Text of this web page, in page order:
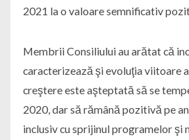
2021 la o valoare semnificativ
Membrii Consiliului au arătat că
caracterizează şi evoluţia viitoare
creştere este aşteptată să se
2020, dar să rămână pozitivă pe
inclusiv cu sprijinul programelor şi